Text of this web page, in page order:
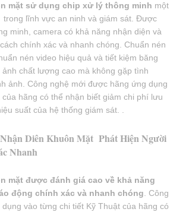
mặt sử dụng chip xử lý thông minh một
lĩnh vực an ninh và giám sát. Được
minh, camera có khả năng nhận diện và
chính xác và nhanh chóng. Chuẩn nén
nén video hiệu quả và tiết kiệm băng
chất lượng cao mà không gặp tình
ảnh. Công nghệ mới được hãng ứng dụng
hãng có thể nhận biết giảm chi phí lưu
suất của hệ thống giám sát. .
Diên Khuôn Mặt Phát Hiện Người
Nhanh
mặt được đánh giá cao về khả năng
động chính xác và nhanh chóng . Công
vào từng chi tiết Kỹ Thuật của hãng có